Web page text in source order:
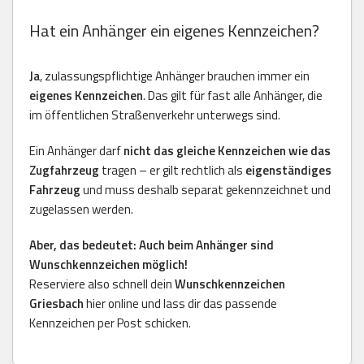
Hat ein Anhänger ein eigenes Kennzeichen?
Ja, zulassungspflichtige Anhänger brauchen immer ein
eigenes Kennzeichen. Das gilt für fast alle Anhänger, die
im öffentlichen Straßenverkehr unterwegs sind.
Ein Anhänger darfnicht das gleiche Kennzeichen wie das
Zugfahrzeug tragen – er gilt rechtlich als eigenständiges
Fahrzeugund muss deshalb separat gekennzeichnet und
zugelassen werden.
Aber, das bedeutet: Auch beim Anhänger sind
Wunschkennzeichen möglich!
Reserviere also schnell deinWunschkennzeichen
Griesbachhier online und lass dir das passende
Kennzeichen per Post schicken.